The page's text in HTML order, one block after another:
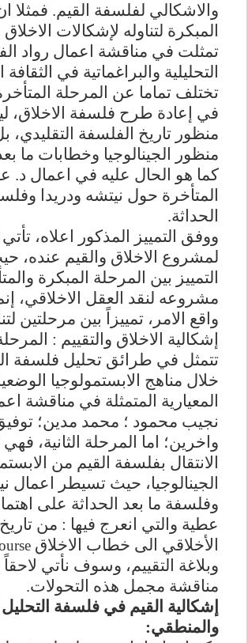
والاشكالي لفلسفة القيم. فمثلا
المبكرة لتناوله لإشكالات
تمثلت في مناقشة اعمال رواد
التحليلية والبراغماتية في
تختلف تماما عن المرحلة
في إعادة طرح فلسفة الاخلاق،
منظور تاريخ الفلسفة التقليدي،
منظور الجينالوجيا وخطابات ما
كما هو الحال عليه في اعمال د.
المتأخرة حول نيتشه ودريدا
الحداثة.
ووفق التمييز المذكور اعلاه، تأتي
لمشروع الاخلاق والقيم عنده،
التمييز بين المرحلة المبكرة
مشروعه لنقد العقل الاخلاقي،
واقع الامر، تمييزاً بين مرحلتين
إشكالية الاخلاق والتقييم :
تتمثل في طرائق تحليل فلسفة
خلال مناهج الابستمولوجيا
المعيارية المتمثلة في مناقشة
نجيب محمود ؛ محمد مدين؛
واخرين؛ اما المرحلة الثانية،
الانتقال بفلسفة القيم من
الجينالوجيا، حيث تسيطر اعمال
وفلسفة ما بعد الحداثة على
عطية والتي انعرج فيها : من تاريخ
الأخلاقي الى خطاب الاخلاق
وبلاغة التقييم، وسوف نأتي
مناقشة مجمل هذه التحولات.
إشكالية القيم في فلسفة
والمنطقي: